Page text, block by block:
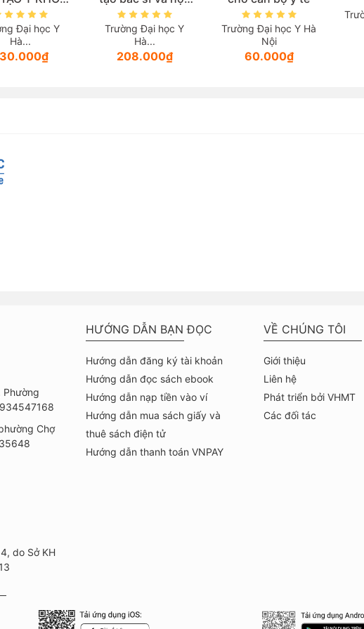
sau đại học)
Đại học Y
Hà...
Trường Đại học Y Hà
Nội
60.000₫
Trường Đại học Dược
Hà...
102.000₫
Phường
Chợ
do Sở KH
HƯỚNG DẪN BẠN ĐỌC
Hướng dẫn đăng ký tài khoản
Hướng dẫn đọc sách ebook
Hướng dẫn nạp tiền vào ví
Hướng dẫn mua sách giấy và
thuê sách điện tử
Hướng dẫn thanh toán VNPAY
VỀ CHÚNG TÔI
Giới thiệu
Liên hệ
Phát triển bởi VHMT
Các đối tác